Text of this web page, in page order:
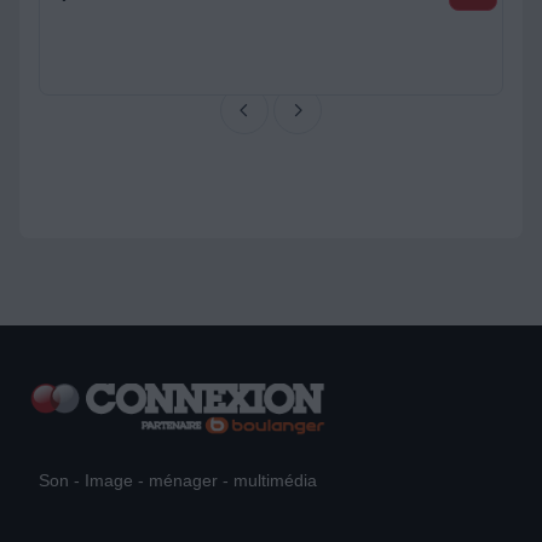
Son - Image - ménager - multimédia